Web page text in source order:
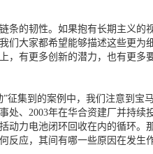
的韧性。如果抱有长期主义的
们大家都希望能够描述这些更
，有更多创新的潜力，也有更多
集到的案例中，我们注意到宝
处、2003年在华合资建厂并持
动力电池闭环回收在内的循环。
反应，其间有哪一些原因在发生